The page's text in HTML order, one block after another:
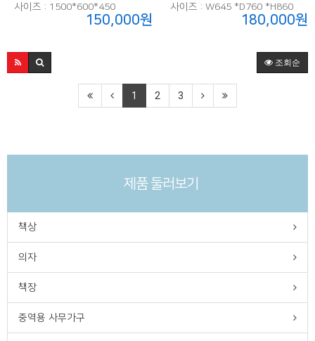
사이즈 : 1500*600*450
150,000원
사이즈 : W645 *D760 *H860
180,000원
조회순
1 2 3
제품 둘러보기
책상
의자
책장
중역용 사무가구